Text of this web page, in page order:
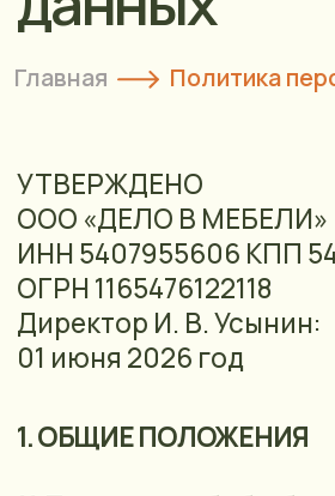
1. ОБЩИЕ ПОЛОЖЕНИЯ
1.1. Положение об обработке
персональных данных (далее -
«Положение») издано и применяется
обществом с ограниченной
ответственностью «ДЕЛО В МЕБЕЛИ»,
630007, НОВОСИБИРСКАЯ ОБЛАСТЬ,
УТВЕРЖДЕНО
ИНН 5407955606 КПП 540701001